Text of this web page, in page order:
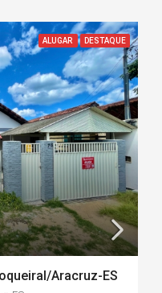
ALUGAR DESTAQUE
Aracruz-ES